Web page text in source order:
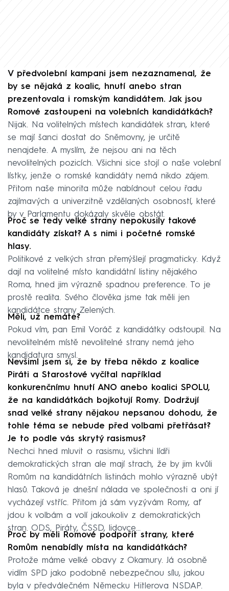
V předvolební kampani jsem nezaznamenal, že
by se nějaká z koalic, hnutí anebo stran
prezentovala i romským kandidátem. Jak jsou
Romové zastoupeni na volebních kandidátkách?
Nijak. Na volitelných místech kandidátek stran, které
se mají šanci dostat do Sněmovny, je určitě
nenajdete. A myslím, že nejsou ani na těch
nevolitelných pozicích. Všichni sice stojí o naše volební
lístky, jenže o romské kandidáty nemá nikdo zájem.
Přitom naše minorita může nabídnout celou řadu
zajímavých a univerzitně vzdělaných osobností, které
by v Parlamentu dokázaly skvěle obstát.
Proč se tedy velké strany nepokusily takové
kandidáty získat? A s nimi i početné romské
hlasy.
Politikové z velkých stran přemýšlejí pragmaticky. Když
dají na volitelné místo kandidátní listiny nějakého
Roma, hned jim výrazně spadnou preference. To je
prostě realita. Svého člověka jsme tak měli jen
kandidátce strany Zelených.
Měli, už nemáte?
Pokud vím, pan Emil Voráč z kandidátky odstoupil. Na
nevolitelném místě nevolitelné strany nemá jeho
kandidatura smysl.
Nevšiml jsem si, že by třeba někdo z koalice
Piráti a Starostové vyčítal například
konkurenčnímu hnutí ANO anebo koalici SPOLU,
že na kandidátkách bojkotují Romy. Dodržují
snad velké strany nějakou nepsanou dohodu, že
tohle téma se nebude před volbami přetřásat?
Je to podle vás skrytý rasismus?
Nechci hned mluvit o rasismu, všichni lídři
demokratických stran ale mají strach, že by jim kvůli
Romům na kandidátních listinách mohlo výrazně ubýt
hlasů. Taková je dnešní nálada ve společnosti a oni jí
vycházejí vstříc. Přitom já sám vyzývám Romy, ať
jdou k volbám a volí jakoukoliv z demokratických
stran. ODS, Piráty, ČSSD, lidovce...
Proč by měli Romové podpořit strany, které
Romům nenabídly místa na kandidátkách?
Protože máme velké obavy z Okamury. Já osobně
vidím SPD jako podobně nebezpečnou sílu, jakou
byla v předválečném Německu Hitlerova NSDAP.